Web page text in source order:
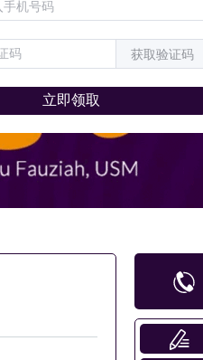
获取验证码
立即领取